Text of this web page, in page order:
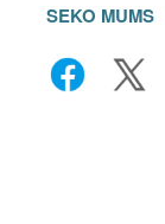
SEKO MUMS